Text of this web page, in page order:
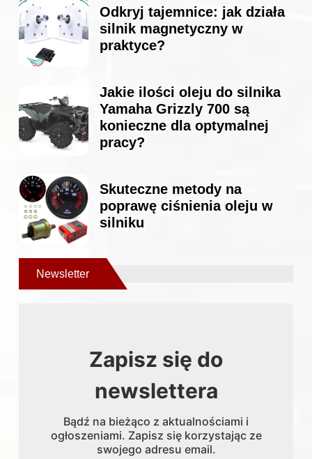
Odkryj tajemnice: jak działa
silnik magnetyczny w
praktyce?
Jakie ilości oleju do silnika
Yamaha Grizzly 700 są
konieczne dla optymalnej
pracy?
Skuteczne metody na
poprawę ciśnienia oleju w
silniku
Newsletter
Zapisz się do
newslettera
Bądź na bieżąco z aktualnościami i
ogłoszeniami. Zapisz się korzystając ze
swojego adresu email.